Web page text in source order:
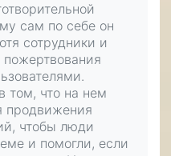
сам по себе он
сотрудники и
том, что на нем
продвижения
чтобы люди
и помогли, если